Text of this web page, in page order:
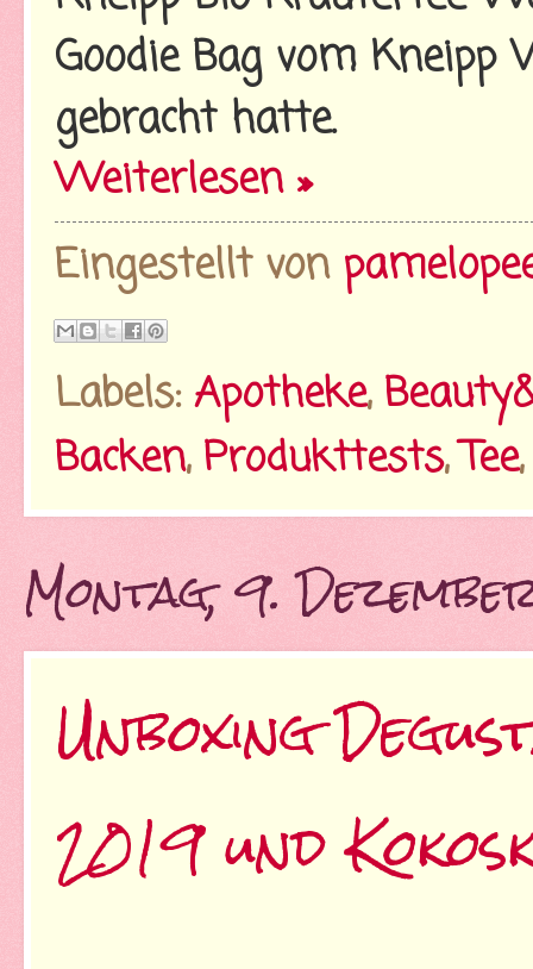
Goodie Bag vom Kneipp
gebracht hatte.
Weiterlesen »
Eingestellt von
Labels:Apotheke,
Backen, Produkttests,Tee
Montag, 9.
Unboxing
2019 und